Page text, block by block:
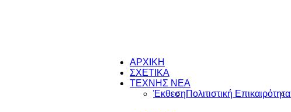
ΑΡΧΙΚΗ
ΣΧΕΤΙΚΑ
ΤΕΧΝΗΣ ΝΕΑ
ΈκθεσηΠολιτιστική Επικαιρότητα